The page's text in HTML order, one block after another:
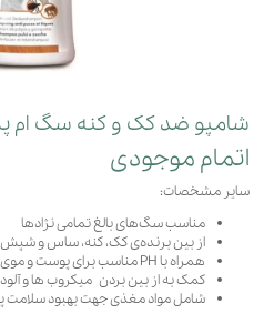
شامپو ضد کک و کنه سگ ام پت حجم 250
اتمام موجودی
سایر مشخصات:
مناسب سگ‌های بالغ تمامی نژادها
از بین برنده‌ی کک، کنه، ساس و شپش
همراه با PH مناسب برای پوست و موی حیوانات
کمک به از بین بردن میکروب ها و
شامل مواد مغذی جهت بهبود سلامت